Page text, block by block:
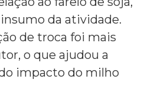
da atividade.
de troca foi mais
o que ajudou a
impacto do milho